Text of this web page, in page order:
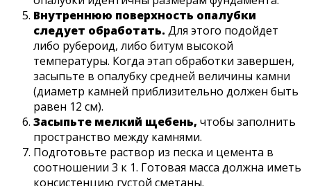
Внутреннюю поверхность опалубки
следует обработать. Для этого подойдет
либо рубероид, либо битум высокой
температуры. Когда этап обработки завершен,
засыпьте в опалубку средней величины камни
(диаметр камней приблизительно должен быть
равен 12 см).
Засыпьте мелкий щебень, чтобы заполнить
пространство между камнями.
Подготовьте раствор из песка и цемента в
соотношении 3 к 1. Готовая масса должна иметь
консистенцию густой сметаны.